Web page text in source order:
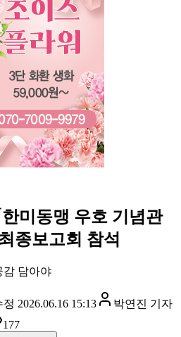
미동맹 우호 기념관
종보고회 참석
감 담아야
정 2026.06.16 15:13 박연진 기자
177